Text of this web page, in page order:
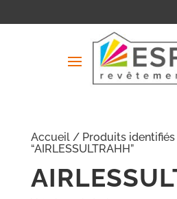
Accueil/ Produits identifiés
“AIRLESSULTRAHH”